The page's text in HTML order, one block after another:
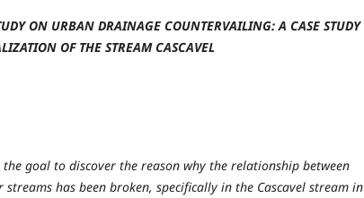
ON URBAN DRAINAGE COUNTERVAILING: A CASE STUDY
OF THE STREAM CASCAVEL
the goal to discover the reason why the relationship between
streams has been broken, specifically in the Cascavel stream in